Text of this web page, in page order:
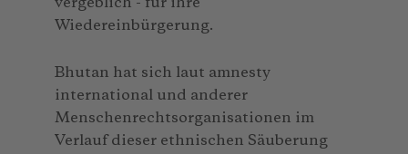
Wiedereinbürgerung.
Bhutan hat sich laut amnesty
international und anderer
Menschenrechtsorganisationen im
Verlauf dieser ethnischen Säuberung